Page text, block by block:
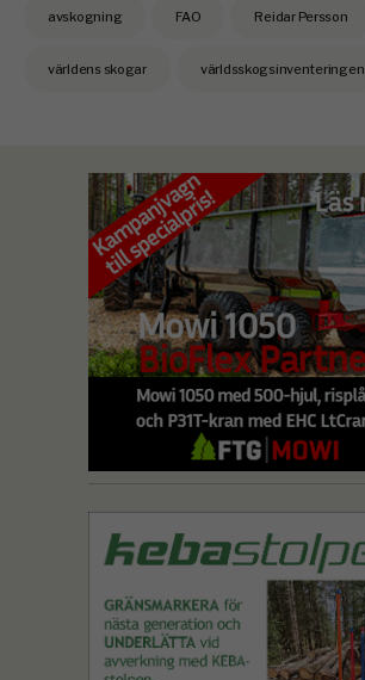
avskogning FAO Reidar Persson
världens skogar världsskogsinventeringen